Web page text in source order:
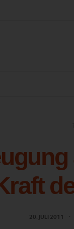
20. JULI 2011